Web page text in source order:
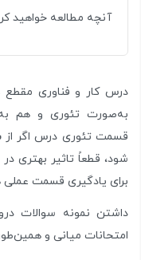
آنچه مطالعه خواهید
درس کار و فناوری
به‌صورت تئوری و هم
قسمت تئوری درس اگر از
شود، قطعاً تاثیر بهتری
برای یادگیری قسمت عملی
داشتن نمونه سوالات
امتحانات میانی و